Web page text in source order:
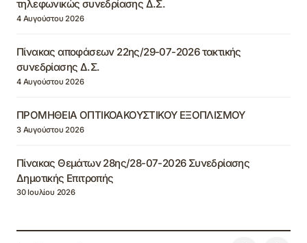
τηλεφωνικώς συνεδρίασης Δ.Σ.
4 Αυγούστου 2026
Πίνακας αποφάσεων 22ης/29-07-2026 τακτικής
συνεδρίασης Δ.Σ.
4 Αυγούστου 2026
ΠΡΟΜΗΘΕΙΑ ΟΠΤΙΚΟΑΚΟΥΣΤΙΚΟΥ ΕΞΟΠΛΙΣΜΟΥ
3 Αυγούστου 2026
Πίνακας Θεμάτων 28ης/28-07-2026 Συνεδρίασης
Δημοτικής Επιτροπής
30 Ιουλίου 2026